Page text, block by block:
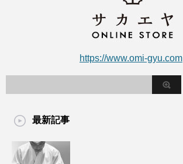
https://www.omi-gyu.com
最新記事